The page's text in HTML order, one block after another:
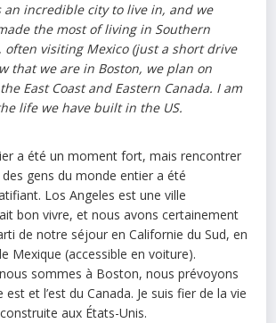
an incredible city to live in, and we
the most of living in Southern
often visiting Mexico (just a short drive
that we are in Boston, we plan on
East Coast and Eastern Canada. I am
life we have built in the US.
a été un moment fort, mais rencontrer
gens du monde entier a été
Los Angeles est une ville
bon vivre, et nous avons certainement
de notre séjour en Californie du Sud, en
Mexique (accessible en voiture).
sommes à Boston, nous prévoyons
est et l’est du Canada. Je suis fier de la vie
aux États-Unis.